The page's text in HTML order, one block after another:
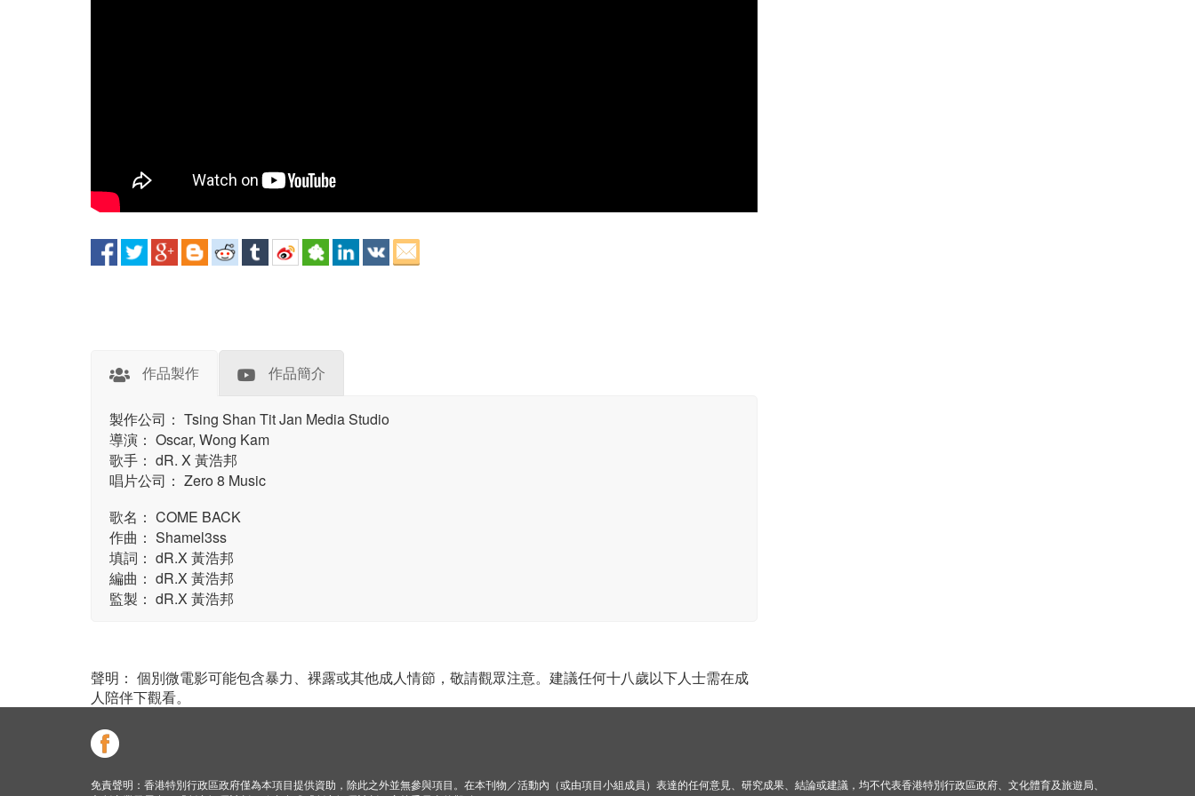
作品製作 作品簡介
製作公司： Tsing Shan Tit Jan Media Studio
導演： Oscar, Wong Kam
歌手： dR. X 黃浩邦
唱片公司： Zero 8 Music
歌名： COME BACK
作曲： Shamel3ss
填詞： dR.X 黃浩邦
編曲： dR.X 黃浩邦
監製： dR.X 黃浩邦
聲明： 個別微電影可能包含暴力、裸露或其他成人情節，敬請觀眾注意。建議任何十八歲以下人士需在成
人陪伴下觀看。
免責聲明：香港特別行政區政府僅為本項目提供資助，除此之外並無參與項目。在本刊物／活動內（或由項目小組成員）表達的任何意見、研究成果、結論或建議，均不代表香港特別行政區政府、文化體育及旅遊局、